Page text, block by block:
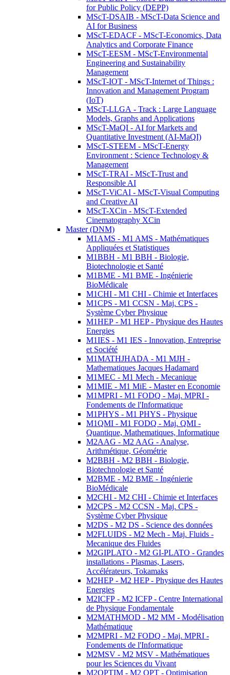
for Public Policy (DEPP)
MScT-DSAIB - MScT-Data Science and
AI for Business
MScT-EDACF - MScT-Economics, Data
Analytics and Corporate Finance
MScT-EESM - MScT-Environmental
Engineering and Sustainability
Management
MScT-IOT - MScT-Internet of Things :
Innovation and Management Program
(IoT)
MScT-LLGA - Track : Large Language
Models, Graphs and Applications
MScT-MaQI - AI for Markets and
Quantitative Investment (AI-MaQI)
MScT-STEEM - MScT-Energy
Environment : Science Technology &
Management
MScT-TRAI - MScT-Trust and
Responsible AI
MScT-ViCAI - MScT-Visual Computing
and Creative AI
MScT-XCin - MScT-Extended
Cinematography XCin
Master (DNM)
M1AMS - M1 AMS - Mathématiques
Appliquées et Statistiques
M1BBH - M1 BBH - Biologie,
Biotechnologie et Santé
M1BME - M1 BME - Ingénierie
BioMédicale
M1CHI - M1 CHI - Chimie et Interfaces
M1CPS - M1 CCSN - Maj. CPS -
Système Cyber Physique
M1HEP - M1 HEP - Physique des Hautes
Energies
M1IES - M1 IES - Innovation, Entreprise
et Société
M1MATHJHADA - M1 MJH -
Mathematiques Jacques Hadamard
M1MEC - M1 Mech - Mecanique
M1MIE - M1 MiE - Master en Economie
M1MPRI - M1 FODQ - Maj. MPRI -
Fondements de l'Informatique
M1PHYS - M1 PHYS - Physique
M1QMI - M1 FODQ - Maj. QMI -
Quantique, Mathematiques, Informatique
M2AAG - M2 AAG - Analyse,
Arithmétique, Géométrie
M2BBH - M2 BBH - Biologie,
Biotechnologie et Santé
M2BME - M2 BME - Ingénierie
BioMédicale
M2CHI - M2 CHI - Chimie et Interfaces
M2CPS - M2 CCSN - Maj. CPS -
Système Cyber Physique
M2DS - M2 DS - Science des données
M2FLUIDS - M2 Mech - Maj. Fluids -
Mecanique des Fluides
M2GIPLATO - M2 GI-PLATO - Grandes
installations - Plasmas, Lasers,
Accélérateurs, Tokamaks
M2HEP - M2 HEP - Physique des Hautes
Energies
M2ICFP - M2 ICFP - Centre International
de Physique Fondamentale
M2MATHMOD - M2 MM - Modélisation
Mathématique
M2MPRI - M2 FODQ - Maj. MPRI -
Fondements de l'Informatique
M2MSV - M2 MSV - Mathématiques
pour les Sciences du Vivant
M2OPTIM - M2 OPT - Optimisation